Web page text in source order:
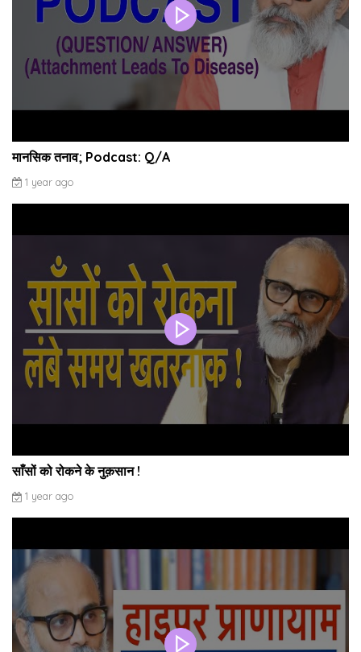
मानसिक तनाव; Podcast: Q/A
1 year ago
साँसों को रोकने के नुक़सान !
1 year ago